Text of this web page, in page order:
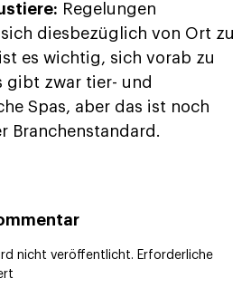
Regelungen
diesbezüglich von Ort zu
es wichtig, sich vorab zu
gibt zwar tier- und
Spas, aber das ist noch
Branchenstandard.
nicht veröffentlicht. Erforderliche